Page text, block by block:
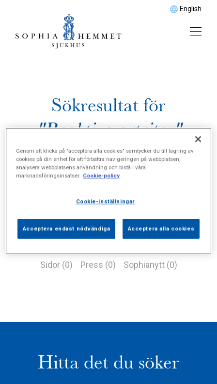
English
Sökresultat för
"Reaktiva artriter"
Sidor (0) Press (0) Sophianytt (0)
Hitta det du söker
Genom att klicka på "acceptera alla cookies" samtycker du till lagring av
cookies på din enhet för att förbättra navigeringen på webbplatsen,
analysera webbplatsens användning och bistå i våra
marknadsföringsinsatser. Cookie-policy
Cookie-inställningar
Acceptera endast nödvändiga Acceptera alla cookies